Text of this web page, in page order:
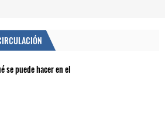
se puede hacer en el